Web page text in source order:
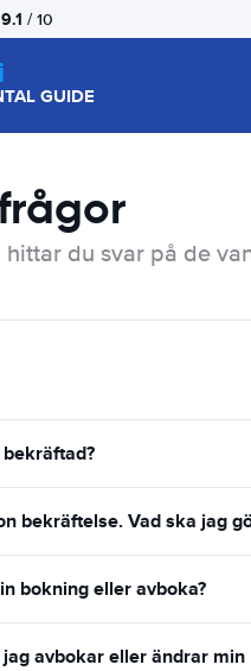
9.1 / 10
GUIDE
hittar du svar på de
bekräftelse. Vad ska jag
bokning eller avboka?
avbokar eller ändrar min